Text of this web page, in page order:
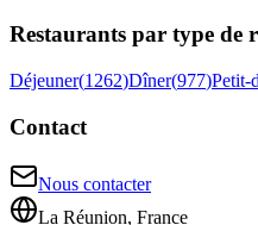
Restaurants par type de
Déjeuner(1262)Dîner(977)Petit-
Contact
Nous contacter
La Réunion, France